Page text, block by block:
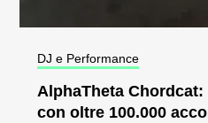
DJ e Performance
AlphaTheta
con oltre 100.000